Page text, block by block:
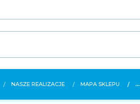
NASZE REALIZACJE MAPA SKLEPU ...